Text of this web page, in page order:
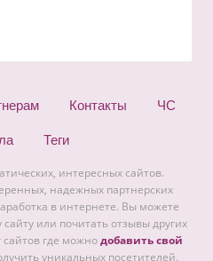
Контакты ЧС
Теги
интересных сайтов.
надежных партнерских
в интернете. Вы можете
или почитать отзывы других
сайтов где можнодобавить свой
уникальных посетителей.